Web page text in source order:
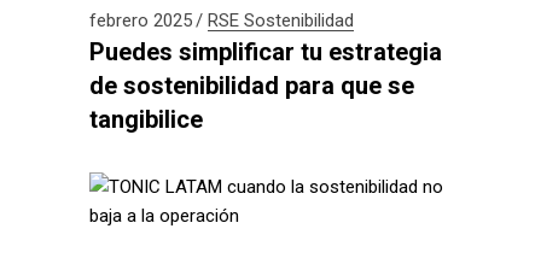
febrero 2025 RSE Sostenibilidad
Puedes simplificar tu estrategia
de sostenibilidad para que se
tangibilice